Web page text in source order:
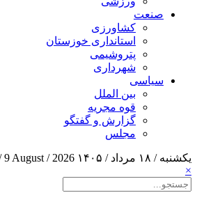
صنعت
کشاورزی
استانداری خوزستان
پتروشیمی
شهرداری
سیاسی
بین الملل
قوه مجریه
گزارش و گفتگو
مجلس
یکشنبه / ۱۸ مرداد / ۱۴۰۵
9 August / 2026
×